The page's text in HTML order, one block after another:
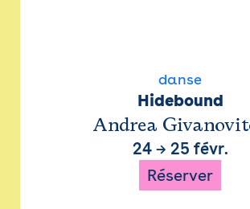
danse
Hidebound
Andrea
24→ 25 févr.
Réserver